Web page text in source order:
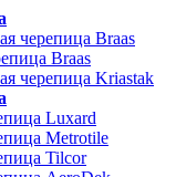
черепица Braas
Braas
черепица Kriastak
Luxard
Metrotile
Tilcor